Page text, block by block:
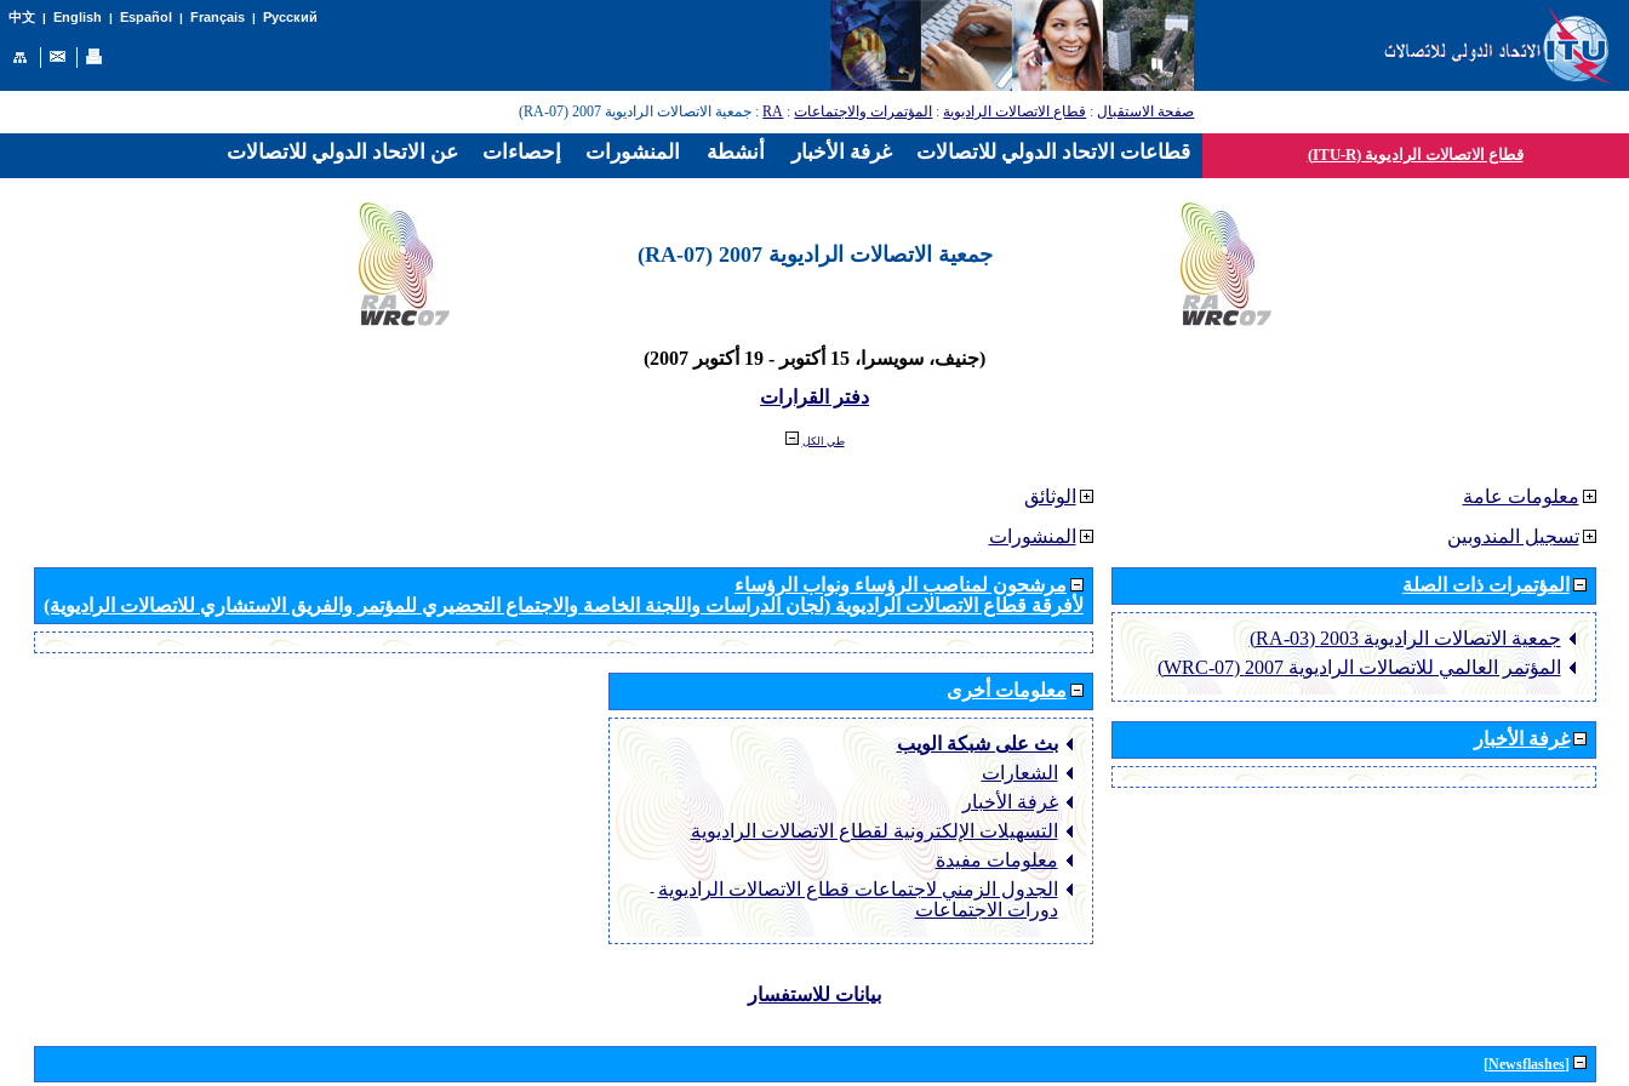
中文| English | Español | Français| Русский
صفحة الاستقبال: قطاع الاتصالات الراديوية: المؤتمرات والاجتماعات:
RA: جمعية الاتصالات الراديوية 2007 (RA-07)
قطاع الاتصالات الراديوية (ITU-R)
جمعية الاتصالات الراديوية 2007 (RA-07)
(جنيف، سويسرا، 15 أكتوبر - 19 أكتوبر 2007)
دفتر القرارات
طي الكل
الوثائق
المنشورات
مرشحون لمناصب الرؤساء ونواب الرؤساء
لأفرقة قطاع الاتصالات الراديوية (لجان الدراسات واللجنة الخاصة والاجتماع التحضيري للمؤتمر والفريق الاستشاري للاتصالات الراديوية)
معلومات أخرى
بث على شبكة الويب
الشعارات
غرفة الأخبار
التسهيلات الإلكترونية لقطاع الاتصالات الراديوية
معلومات مفيدة
الجدول الزمني لاجتماعات قطاع الاتصالات الراديوية -
دورات الاجتماعات
معلومات عامة
تسجيل المندوبين
المؤتمرات ذات الصلة
جمعية الاتصالات الراديوية 2003 (RA-03)
المؤتمر العالمي للاتصالات الراديوية 2007 (WRC-07)
غرفة الأخبار
بيانات للاستفسار
[Newsflashes]
عن الاتحاد الدولي للاتصالات إحصاءات المنشورات أنشطة غرفة الأخبار قطاعات الاتحاد الدولي للاتصالات